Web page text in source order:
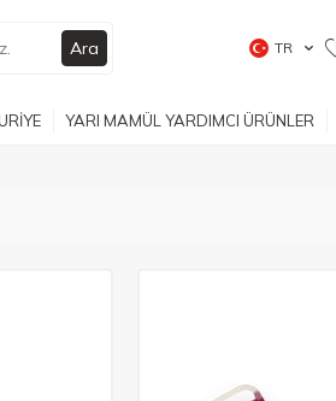
Ara TR
YARI MAMÜL YARDIMCI ÜRÜNLER